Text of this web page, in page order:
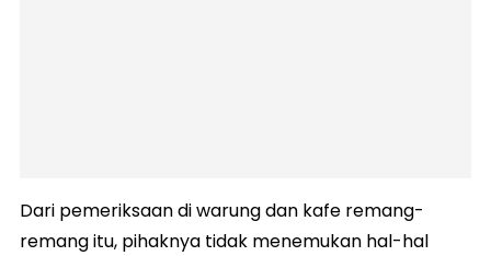
Dari pemeriksaan di warung dan kafe remang-
remang itu, pihaknya tidak menemukan hal-hal